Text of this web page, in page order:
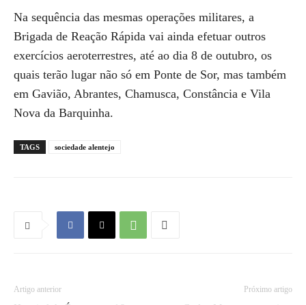
Na sequência das mesmas operações militares, a
Brigada de Reação Rápida vai ainda efetuar outros
exercícios aeroterrestres, até ao dia 8 de outubro, os
quais terão lugar não só em Ponte de Sor, mas também
em Gavião, Abrantes, Chamusca, Constância e Vila
Nova da Barquinha.
TAGS sociedade alentejo
Artigo anterior Próximo artigo